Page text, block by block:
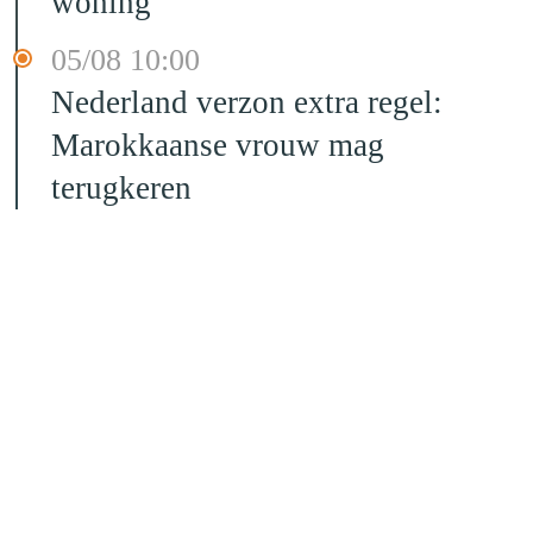
05/08 10:00
Nederland verzon extra regel:
Marokkaanse vrouw mag
terugkeren